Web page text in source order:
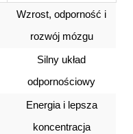
Wzrost, odporność i
rozwój mózgu
Silny układ
odpornościowy
Energia i lepsza
koncentracja